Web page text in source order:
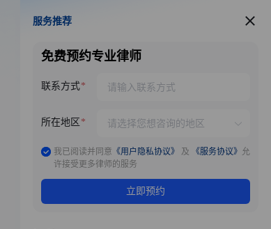
服务推荐
服务推荐
免费预约专业律师
联系方式
所在地区
我已阅读并同意 《用户隐私协议》 及 《服务协议》 允
许接受更多律师的服务
立即预约